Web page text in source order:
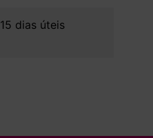
15 dias úteis